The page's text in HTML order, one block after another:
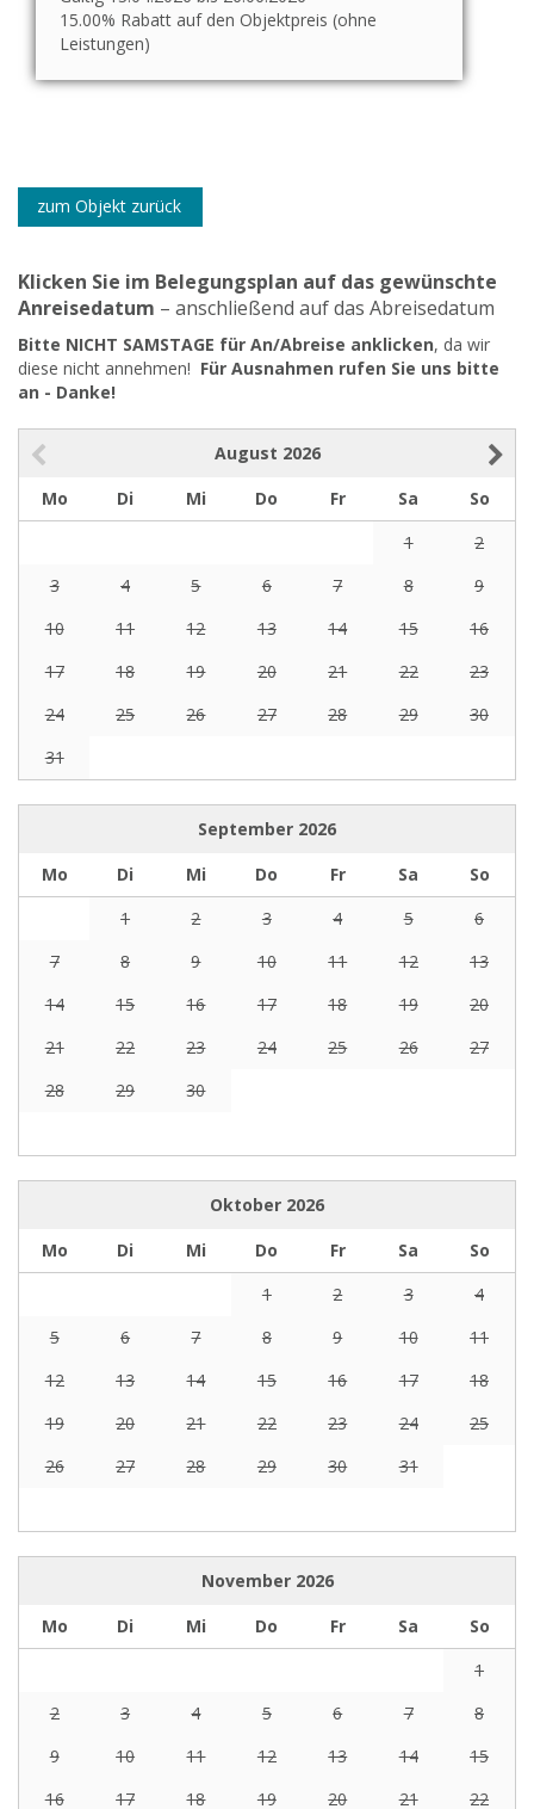
15.00% Rabatt auf den Objektpreis (ohne
Leistungen)
zum Objekt zurück
Klicken Sie im Belegungsplan auf das gewünschte
Anreisedatum – anschließend auf das Abreisedatum
Bitte NICHT SAMSTAGE für An/Abreise anklicken, da wir
diese nicht annehmen! Für Ausnahmen rufen Sie uns bitte
an - Danke!
August 2026
Mo
Di Mi Do Fr Sa
So
1
2
3
4 5 6 7 8
9
10
11 12 13 14 15
16
17
18 19 20 21 22
23
24
25 26 27 28 29
30
31
September 2026
Mo
Di Mi Do Fr Sa
So
1
2 3 4 5
6
7
8 9 10 11 12
13
14
15 16 17 18 19
20
21
22 23 24 25 26
27
28
29 30
Oktober 2026
Mo
Di Mi Do Fr Sa
So
1
2 3
4
5
6 7 8 9 10
11
12
13 14 15 16 17
18
19
20 21 22 23 24
25
26
27 28 29 30 31
November 2026
Mo
Di Mi Do Fr Sa
So
1
2
3 4 5 6 7
8
9
10 11 12 13 14
15
16
17 18 19 20 21
22